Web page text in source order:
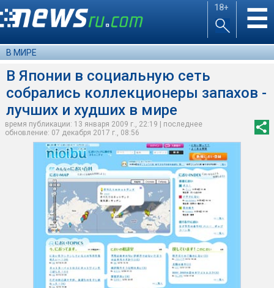
18+ ☰
В МИРЕ
В Японии в социальную сеть
собрались коллекционеры запахов -
лучших и худших в мире
время публикации: 13 января 2009 г., 22:19 | последнее
обновление: 07 декабря 2017 г., 08:56